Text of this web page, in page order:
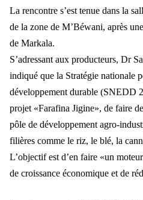
La rencontre s’est tenue dans la
de la zone de M’Béwani, après
de Markala.
S’adressant aux producteurs, Dr
indiqué que la Stratégie nationale
développement durable (SNEDD
projet «Farafina Jigine», de faire
pôle de développement agro-
filières comme le riz, le blé, la
L’objectif est d’en faire «un
de croissance économique et de